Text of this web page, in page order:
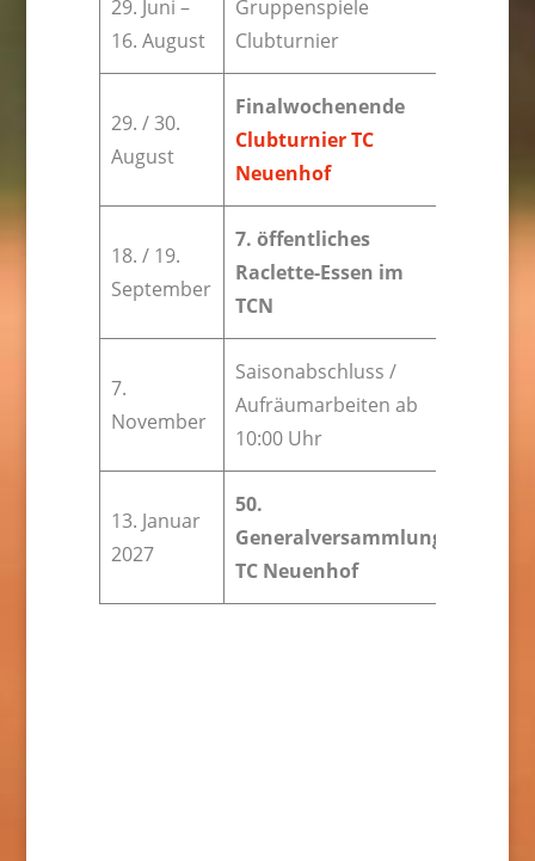
29. Juni –
16. August
Gruppenspiele
Clubturnier
29. / 30.
August
Finalwochenende
Clubturnier TC
Neuenhof
18. / 19.
September
7. öffentliches
Raclette-Essen im
TCN
7.
November
Saisonabschluss /
Aufräumarbeiten ab
10:00 Uhr
13. Januar
2027
50.
Generalversammlung
TC Neuenhof